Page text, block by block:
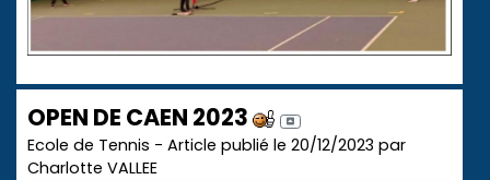
OPEN DE CAEN 2023
Ecole de Tennis - Article publié le 20/12/2023 par
Charlotte VALLEE